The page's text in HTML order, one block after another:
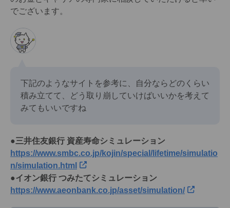
でございます。
下記のようなサイトを参考に、自分ならどのくらい
積み立てて、どう取り崩していけばいいかを考えて
みてもいいですね
●三井住友銀行 資産寿命シミュレーション
https://www.smbc.co.jp/kojin/special/lifetime/simulatio
n/simulation.html
●イオン銀行 つみたてシミュレーション
https://www.aeonbank.co.jp/asset/simulation/